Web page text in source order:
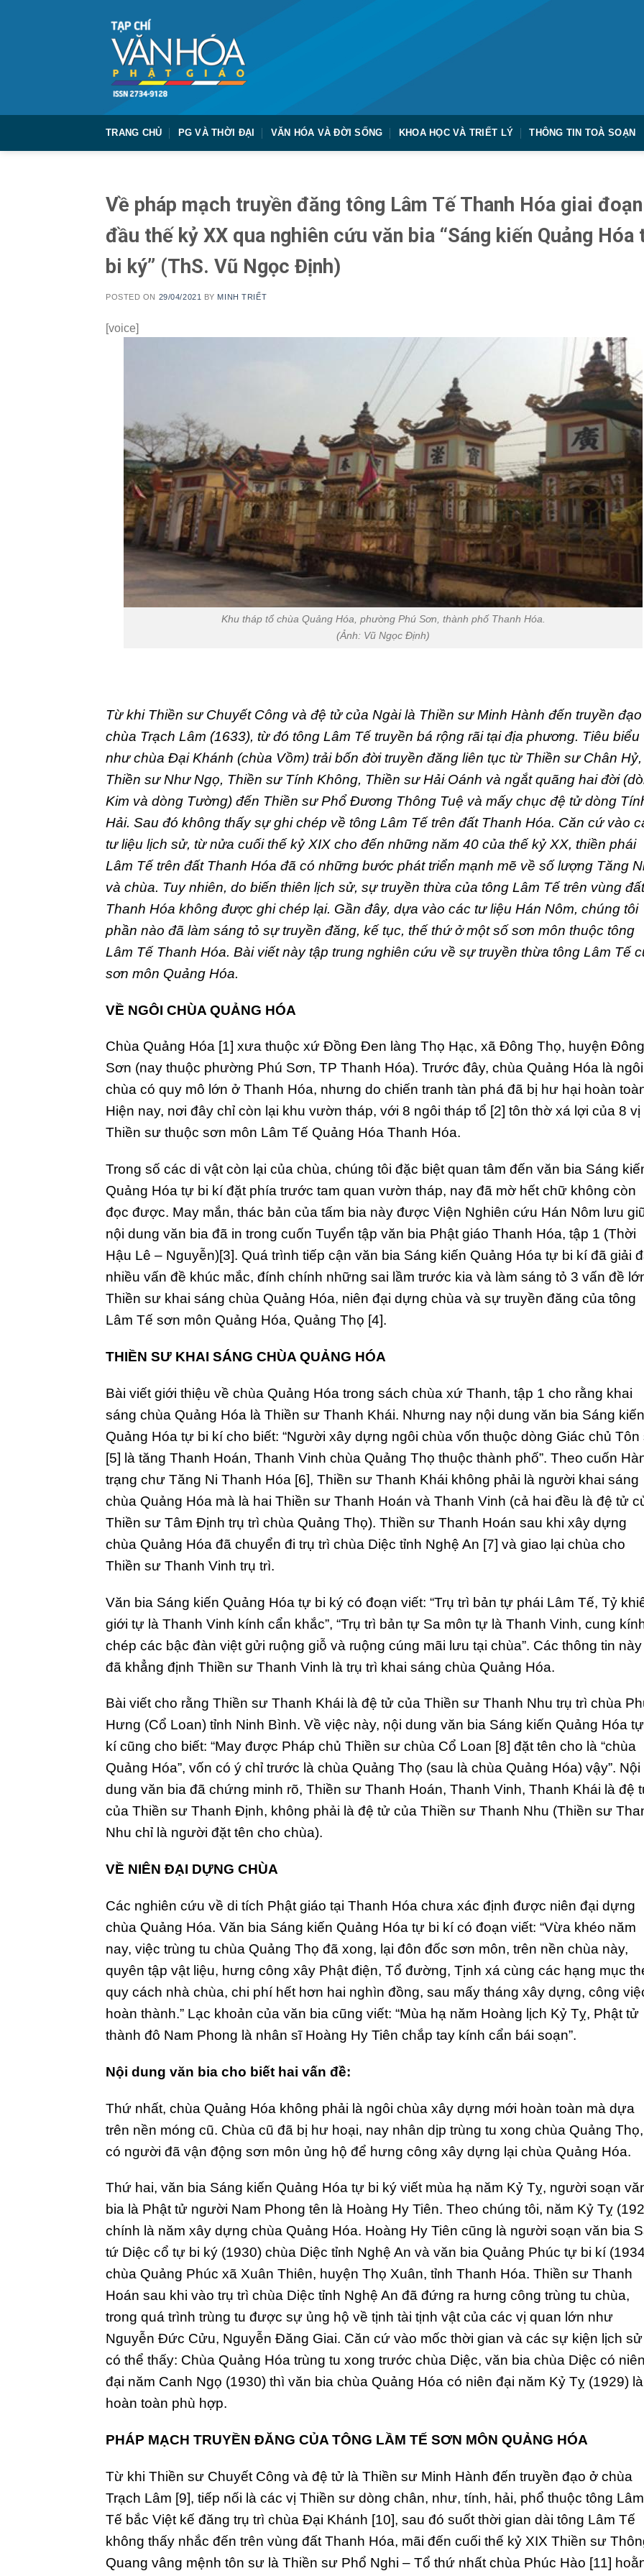
TRANG CHỦ PG VÀ THỜI ĐẠI VĂN HÓA VÀ ĐỜI SỐNG KHOA HỌC VÀ TRIẾT LÝ THÔNG TIN TOÀ SOẠN
Về pháp mạch truyền đăng tông Lâm Tế Thanh Hóa giai đoạn
đầu thế kỷ XX qua nghiên cứu văn bia “Sáng kiến Quảng Hóa
bi ký” (ThS. Vũ Ngọc Định)
POSTED ON 29/04/2021 BY MINH TRIẾT
[voice]
Khu tháp tổ chùa Quảng Hóa, phường Phú Sơn, thành phố Thanh Hóa.
(Ảnh: Vũ Ngọc Định)
Từ khi Thiền sư Chuyết Công và đệ tử của Ngài là Thiền sư Minh Hành đến truyền
chùa Trạch Lâm (1633), từ đó tông Lâm Tế truyền bá rộng rãi tại địa phương. Tiêu biểu
như chùa Đại Khánh (chùa Vồm) trải bốn đời truyền đăng liên tục từ Thiền sư Chân Hỷ,
Thiền sư Như Ngọ, Thiền sư Tính Không, Thiền sư Hải Oánh và ngắt quãng hai đời
Kim và dòng Tường) đến Thiền sư Phổ Đương Thông Tuệ và mấy chục đệ tử dòng
Hải. Sau đó không thấy sự ghi chép về tông Lâm Tế trên đất Thanh Hóa. Căn cứ vào
tư liệu lịch sử, từ nửa cuối thế kỷ XIX cho đến những năm 40 của thế kỷ XX, thiền phái
Lâm Tế trên đất Thanh Hóa đã có những bước phát triển mạnh mẽ về số lượng Tăng
và chùa. Tuy nhiên, do biến thiên lịch sử, sự truyền thừa của tông Lâm Tế trên vùng đất
Thanh Hóa không được ghi chép lại. Gần đây, dựa vào các tư liệu Hán Nôm, chúng tôi
phần nào đã làm sáng tỏ sự truyền đăng, kế tục, thế thứ ở một số sơn môn thuộc tông
Lâm Tế Thanh Hóa. Bài viết này tập trung nghiên cứu về sự truyền thừa tông Lâm Tế
sơn môn Quảng Hóa.
VỀ NGÔI CHÙA QUẢNG HÓA
Chùa Quảng Hóa [1] xưa thuộc xứ Đồng Đen làng Thọ Hạc, xã Đông Thọ, huyện Đông
Sơn (nay thuộc phường Phú Sơn, TP Thanh Hóa). Trước đây, chùa Quảng Hóa là ngôi
chùa có quy mô lớn ở Thanh Hóa, nhưng do chiến tranh tàn phá đã bị hư hại hoàn
Hiện nay, nơi đây chỉ còn lại khu vườn tháp, với 8 ngôi tháp tổ [2] tôn thờ xá lợi của 8 vị
Thiền sư thuộc sơn môn Lâm Tế Quảng Hóa Thanh Hóa.
Trong số các di vật còn lại của chùa, chúng tôi đặc biệt quan tâm đến văn bia Sáng
Quảng Hóa tự bi kí đặt phía trước tam quan vườn tháp, nay đã mờ hết chữ không còn
đọc được. May mắn, thác bản của tấm bia này được Viện Nghiên cứu Hán Nôm lưu
nội dung văn bia đã in trong cuốn Tuyển tập văn bia Phật giáo Thanh Hóa, tập 1 (Thời
Hậu Lê – Nguyễn)[3]. Quá trình tiếp cận văn bia Sáng kiến Quảng Hóa tự bi kí đã giải
nhiều vấn đề khúc mắc, đính chính những sai lầm trước kia và làm sáng tỏ 3 vấn đề
Thiền sư khai sáng chùa Quảng Hóa, niên đại dựng chùa và sự truyền đăng của tông
Lâm Tế sơn môn Quảng Hóa, Quảng Thọ [4].
THIỀN SƯ KHAI SÁNG CHÙA QUẢNG HÓA
Bài viết giới thiệu về chùa Quảng Hóa trong sách chùa xứ Thanh, tập 1 cho rằng khai
sáng chùa Quảng Hóa là Thiền sư Thanh Khái. Nhưng nay nội dung văn bia Sáng kiến
Quảng Hóa tự bi kí cho biết: “Người xây dựng ngôi chùa vốn thuộc dòng Giác chủ Tôn
[5] là tăng Thanh Hoán, Thanh Vinh chùa Quảng Thọ thuộc thành phố”. Theo cuốn
trạng chư Tăng Ni Thanh Hóa [6], Thiền sư Thanh Khái không phải là người khai sáng
chùa Quảng Hóa mà là hai Thiền sư Thanh Hoán và Thanh Vinh (cả hai đều là đệ tử
Thiền sư Tâm Định trụ trì chùa Quảng Thọ). Thiền sư Thanh Hoán sau khi xây dựng
chùa Quảng Hóa đã chuyển đi trụ trì chùa Diệc tỉnh Nghệ An [7] và giao lại chùa cho
Thiền sư Thanh Vinh trụ trì.
Văn bia Sáng kiến Quảng Hóa tự bi ký có đoạn viết: “Trụ trì bản tự phái Lâm Tế, Tỷ
giới tự là Thanh Vinh kính cẩn khắc”, “Trụ trì bản tự Sa môn tự là Thanh Vinh, cung
chép các bậc đàn việt gửi ruộng giỗ và ruộng cúng mãi lưu tại chùa”. Các thông tin này
đã khẳng định Thiền sư Thanh Vinh là trụ trì khai sáng chùa Quảng Hóa.
Bài viết cho rằng Thiền sư Thanh Khái là đệ tử của Thiền sư Thanh Nhu trụ trì chùa
Hưng (Cổ Loan) tỉnh Ninh Bình. Về việc này, nội dung văn bia Sáng kiến Quảng Hóa
kí cũng cho biết: “May được Pháp chủ Thiền sư chùa Cổ Loan [8] đặt tên cho là “chùa
Quảng Hóa”, vốn có ý chỉ trước là chùa Quảng Thọ (sau là chùa Quảng Hóa) vậy”. Nội
dung văn bia đã chứng minh rõ, Thiền sư Thanh Hoán, Thanh Vinh, Thanh Khái là đệ
của Thiền sư Thanh Định, không phải là đệ tử của Thiền sư Thanh Nhu (Thiền sư
Nhu chỉ là người đặt tên cho chùa).
VỀ NIÊN ĐẠI DỰNG CHÙA
Các nghiên cứu về di tích Phật giáo tại Thanh Hóa chưa xác định được niên đại dựng
chùa Quảng Hóa. Văn bia Sáng kiến Quảng Hóa tự bi kí có đoạn viết: “Vừa khéo năm
nay, việc trùng tu chùa Quảng Thọ đã xong, lại đôn đốc sơn môn, trên nền chùa này,
quyên tập vật liệu, hưng công xây Phật điện, Tổ đường, Tịnh xá cùng các hạng mục
quy cách nhà chùa, chi phí hết hơn hai nghìn đồng, sau mấy tháng xây dựng, công
hoàn thành.” Lạc khoản của văn bia cũng viết: “Mùa hạ năm Hoàng lịch Kỷ Tỵ, Phật tử
thành đô Nam Phong là nhân sĩ Hoàng Hy Tiên chắp tay kính cẩn bái soạn”.
Nội dung văn bia cho biết hai vấn đề:
Thứ nhất, chùa Quảng Hóa không phải là ngôi chùa xây dựng mới hoàn toàn mà dựa
trên nền móng cũ. Chùa cũ đã bị hư hoại, nay nhân dịp trùng tu xong chùa Quảng Thọ,
có người đã vận động sơn môn ủng hộ để hưng công xây dựng lại chùa Quảng Hóa.
Thứ hai, văn bia Sáng kiến Quảng Hóa tự bi ký viết mùa hạ năm Kỷ Tỵ, người soạn
bia là Phật tử người Nam Phong tên là Hoàng Hy Tiên. Theo chúng tôi, năm Kỷ Tỵ
chính là năm xây dựng chùa Quảng Hóa. Hoàng Hy Tiên cũng là người soạn văn bia
tứ Diệc cổ tự bi ký (1930) chùa Diệc tỉnh Nghệ An và văn bia Quảng Phúc tự bi kí
chùa Quảng Phúc xã Xuân Thiên, huyện Thọ Xuân, tỉnh Thanh Hóa. Thiền sư Thanh
Hoán sau khi vào trụ trì chùa Diệc tỉnh Nghệ An đã đứng ra hưng công trùng tu chùa,
trong quá trình trùng tu được sự ủng hộ về tịnh tài tịnh vật của các vị quan lớn như
Nguyễn Đức Cửu, Nguyễn Đăng Giai. Căn cứ vào mốc thời gian và các sự kiện lịch sử
có thể thấy: Chùa Quảng Hóa trùng tu xong trước chùa Diệc, văn bia chùa Diệc có niên
đại năm Canh Ngọ (1930) thì văn bia chùa Quảng Hóa có niên đại năm Kỷ Tỵ (1929) là
hoàn toàn phù hợp.
PHÁP MẠCH TRUYỀN ĐĂNG CỦA TÔNG LẦM TẾ SƠN MÔN QUẢNG HÓA
Từ khi Thiền sư Chuyết Công và đệ tử là Thiền sư Minh Hành đến truyền đạo ở chùa
Trạch Lâm [9], tiếp nối là các vị Thiền sư dòng chân, như, tính, hải, phổ thuộc tông Lâm
Tế bắc Việt kế đăng trụ trì chùa Đại Khánh [10], sau đó suốt thời gian dài tông Lâm Tế
không thấy nhắc đến trên vùng đất Thanh Hóa, mãi đến cuối thế kỷ XIX Thiền sư
Quang vâng mệnh tôn sư là Thiền sư Phổ Nghi – Tổ thứ nhất chùa Phúc Hào [11]